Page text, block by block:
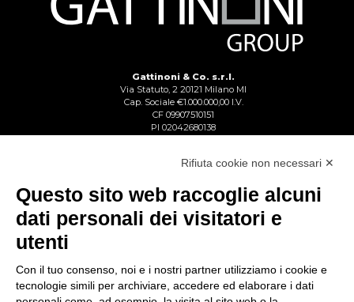
Gattinoni & Co. s.r.l.
Via Statuto, 2 20121 Milano MI
Cap. Sociale €1.000.000,00 I.V.
CF 09907510151
PI 02042680138
Rifiuta cookie non necessari ✕
Questo sito web raccoglie alcuni
dati personali dei visitatori e
utenti
Con il tuo consenso, noi e i nostri partner utilizziamo i cookie e
tecnologie simili per archiviare, accedere ed elaborare i dati